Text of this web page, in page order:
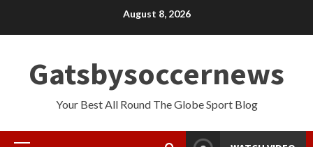
August 8, 2026
Gatsbysoccernews
Your Best All Round The Globe Sport Blog